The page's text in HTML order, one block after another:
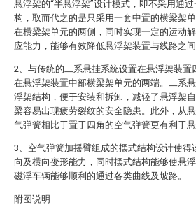
悬浮架的“半悬浮架”设计模式，即不采用通
构，取而代之的是只采用一套中置的横梁架
在横梁架单元的两侧，同时实现一定的运动
应能力，能够有效降低悬浮架装置与线路之
2、与传统的二系悬挂系统设置在悬浮架装
在悬浮架装置中部横梁架单元的两端。二系
浮架结构，便于安装和拆卸，减轻了悬浮架
梁容易出现疲劳裂纹的安全隐患。此外，从
气弹簧相比于置于四角的空气弹簧更有利于悬
3、空气弹簧加摇臂组成的摆式结构设计使
向及横向变形能力，同时摆式结构能够使悬
磁浮车辆能够顺利的通过各类曲线及坡路。
附图说明